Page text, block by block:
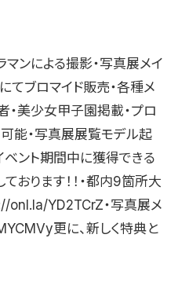
マンによる撮影・写真展メイ
てブロマイド販売・各種メ
美少女甲子園掲載・プロ
能・写真展展覧モデル起
ベント期間中に獲得できる
おります！！・都内9箇所大
onl.la/YD2TCrZ・写真展メ
更に、新しく特典と